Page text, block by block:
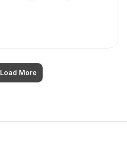
Load More